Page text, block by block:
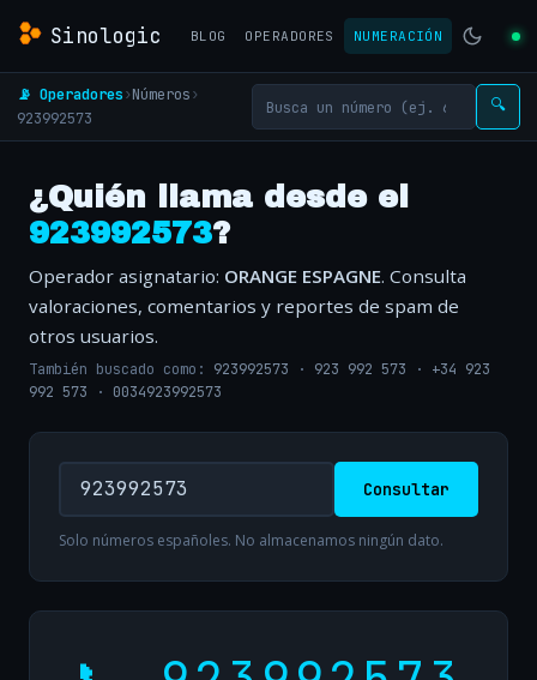
Sinologic BLOG OPERADORES NUMERACIÓN
📡 Operadores›Números›
923992573
🔍
¿Quién llama desde el
923992573?
Operador asignatario: ORANGE ESPAGNE. Consulta
valoraciones, comentarios y reportes de spam de
otros usuarios.
También buscado como: 923992573 · 923 992 573 · +34 923
992 573 · 0034923992573
Consultar
Solo números españoles. No almacenamos ningún dato.